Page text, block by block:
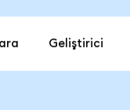
Geliştirici